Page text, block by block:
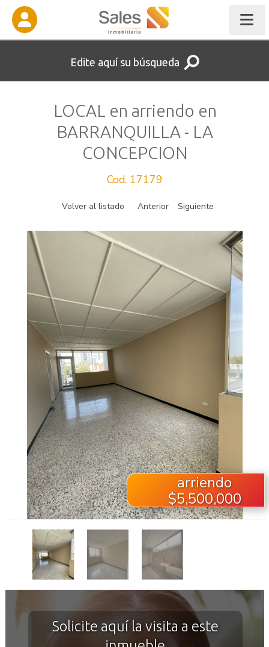
Edite aquí su búsqueda
LOCAL en arriendo en
BARRANQUILLA - LA
CONCEPCION
Cod. 17179
Volver al listado Anterior Siguiente
arriendo
$5,500,000
Solicite aquí la visita a este